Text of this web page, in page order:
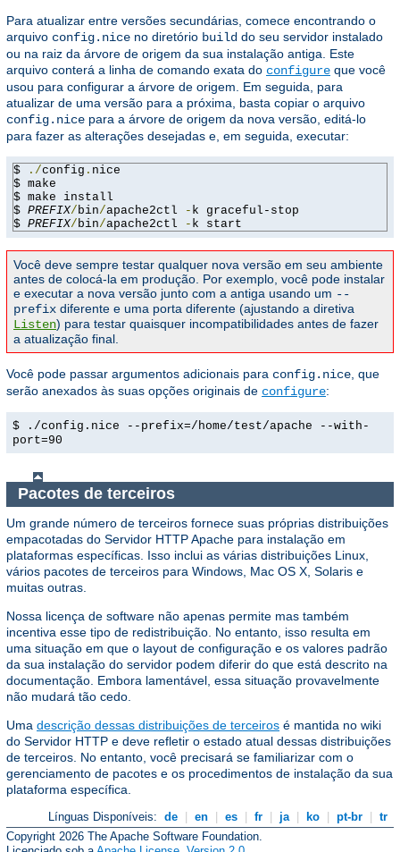
Para atualizar entre versões secundárias, comece encontrando o
arquivo config.nice no diretório build do seu servidor instalado
ou na raiz da árvore de origem da sua instalação antiga. Este
arquivo conterá a linha de comando exata do configure que você
usou para configurar a árvore de origem. Em seguida, para
atualizar de uma versão para a próxima, basta copiar o arquivo
config.nice para a árvore de origem da nova versão, editá-lo
para fazer as alterações desejadas e, em seguida, executar:
$ ./config . nice
$ make
$ make install
$ PREFIX/ bin/apache2ctl - k graceful-stop
$ PREFIX/ bin/apache2ctl - k start
Você deve sempre testar qualquer nova versão em seu ambiente
antes de colocá-la em produção. Por exemplo, você pode instalar
e executar a nova versão junto com a antiga usando um --
prefix diferente e uma porta diferente (ajustando a diretiva
Listen) para testar quaisquer incompatibilidades antes de fazer
a atualização final.
Você pode passar argumentos adicionais para config.nice , que
serão anexados às suas opções originais de configure:
$ ./config.nice --prefix=/home/test/apache --with-
port=90
Pacotes de terceiros
Um grande número de terceiros fornece suas próprias distribuições
empacotadas do Servidor HTTP Apache para instalação em
plataformas específicas. Isso inclui as várias distribuições Linux,
vários pacotes de terceiros para Windows, Mac OS X, Solaris e
muitas outras.
Nossa licença de software não apenas permite mas também
incentiva esse tipo de redistribuição. No entanto, isso resulta em
uma situação em que o layout de configuração e os valores padrão
da sua instalação do servidor podem diferir do que está descrito na
documentação. Embora lamentável, essa situação provavelmente
não mudará tão cedo.
Uma descrição dessas distribuições de terceiros é mantida no wiki
do Servidor HTTP e deve refletir o estado atual dessas distribuições
de terceiros. No entanto, você precisará se familiarizar com o
gerenciamento de pacotes e os procedimentos de instalação da sua
plataforma específica.
Línguas Disponíveis: de en es fr ja ko pt-br
tr
Copyright 2026 The Apache Software Foundation.